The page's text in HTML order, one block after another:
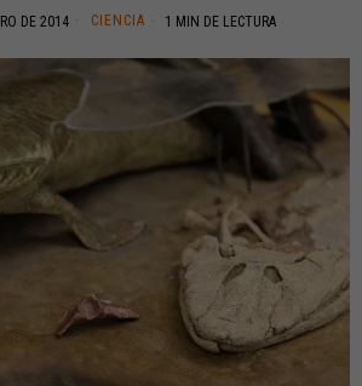
DE 2014 CIENCIA 1 MIN DE LECTURA